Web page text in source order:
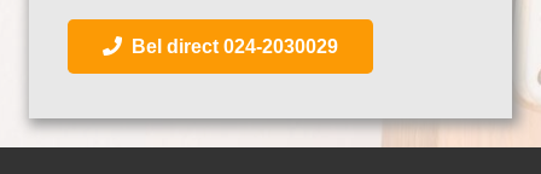
Bel direct 024-2030029